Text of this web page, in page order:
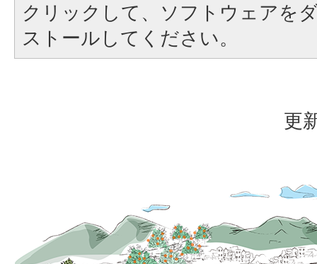
クリックして、ソフトウェアを
ストールしてください。
更